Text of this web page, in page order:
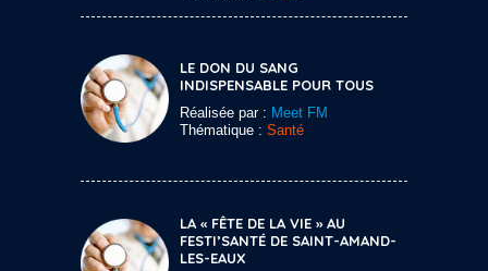
LE DON DU SANG
INDISPENSABLE POUR TOUS
Réalisée par : Meet FM
Thématique : Santé
LA « FÊTE DE LA VIE » AU
FESTI’SANTÉ DE SAINT-AMAND-
LES-EAUX